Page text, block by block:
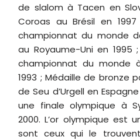
de slalom à Tacen en
Coroas au Brésil en
championnat du monde
au Royaume-Uni en 1995
championnat du monde
1993 ; Médaille de bronze
de Seu d’Urgell en
une finale olympique à
2000. L’or olympique est
sont ceux qui le